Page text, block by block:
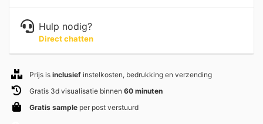
Hulp nodig?
Direct chatten
Prijs is inclusief instelkosten, bedrukking en verzending
Gratis 3d visualisatie binnen 60 minuten
Gratis sample per post verstuurd